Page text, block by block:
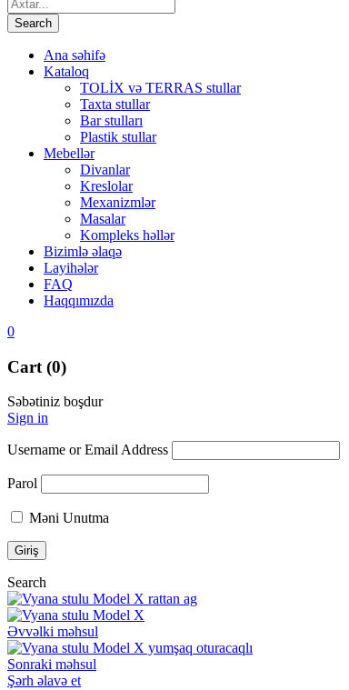
Ana səhifə
Kataloq
TOLİX və TERRAS stullar
Taxta stullar
Bar stulları
Plastik stullar
Mebellər
Divanlar
Kreslolar
Mexanizmlər
Masalar
Kompleks həllər
Bizimlə əlaqə
Layihələr
FAQ
Haqqımızda
0
Cart (0)
Səbətiniz boşdur
Sign in
Username or Email Address
Parol
Məni Unutma
Search
Əvvəlki məhsul
Sonraki məhsul
Şərh əlavə et